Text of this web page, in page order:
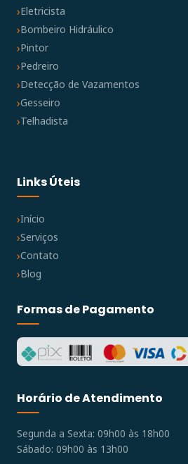
Eletricista
Bombeiro Hidráulico
Pintor
Pedreiro
Detecção de Vazamentos
Gesseiro
Telhadista
Links Úteis
Início
Serviços
Contato
Blog
Formas de Pagamento
Horário de Atendimento
Segunda a Sexta: 09h00 às 18h00
Sábado: 09h00 às 13h00